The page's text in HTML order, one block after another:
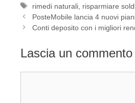
Tag
rimedi naturali risparmiare
PosteMobile lancia 4 nuovi
Conti deposito con i migliori
Lascia un commento